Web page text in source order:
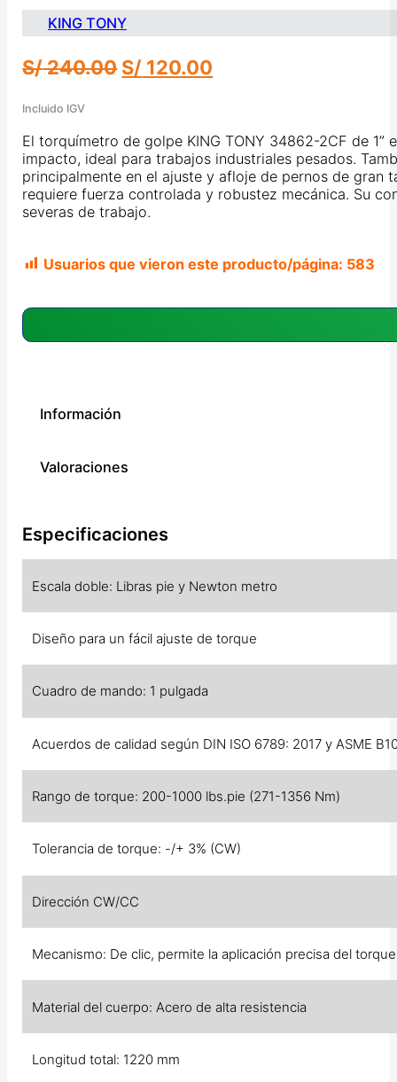
KING TONY
S/240.00 El
era:
S/ 240.00.
S/ 120.00
es:
S/ 120.00.
Incluido IGV
El torquímetro de golpe KING TONY 34862-2CF de
impacto, ideal para trabajos industriales pesados.
principalmente en el ajuste y afloje de pernos de gran
requiere fuerza controlada y robustez mecánica. Su
severas de trabajo.
Usuarios que vieron este producto/página: 583
Información
Valoraciones
Especificaciones
Escala doble: Libras pie y Newton metro
Diseño para un fácil ajuste de torque
Cuadro de mando: 1 pulgada
Acuerdos de calidad según DIN ISO 6789: 2017 y ASME
Rango de torque: 200-1000 lbs.pie (271-1356 Nm)
Tolerancia de torque: -/+ 3% (CW)
Dirección CW/CC
Mecanismo: De clic, permite la aplicación precisa del torque
Material del cuerpo: Acero de alta resistencia
Longitud total: 1220 mm